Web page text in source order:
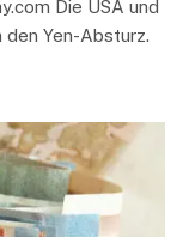
Die USA und
den Yen-Absturz.